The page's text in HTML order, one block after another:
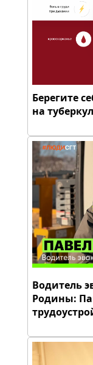
Берегите
на
Водитель
Родины: